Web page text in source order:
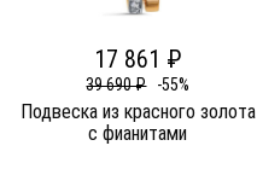
17 861 ₽
39 690 ₽ -55%
Подвеска из красного золота
c фианитами